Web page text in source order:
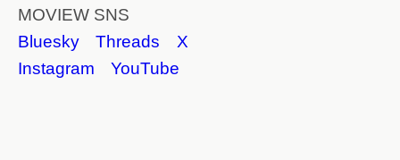
MOVIEW SNS
Bluesky
Threads
X
Instagram
YouTube